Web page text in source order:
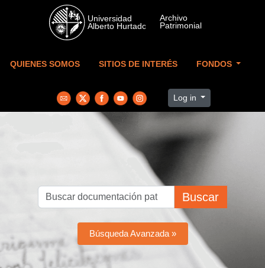
Skip to main content
QUIENES SOMOS SITIOS DE INTERÉS FONDOS
Log in
Buscar
Búsqueda Avanzada »